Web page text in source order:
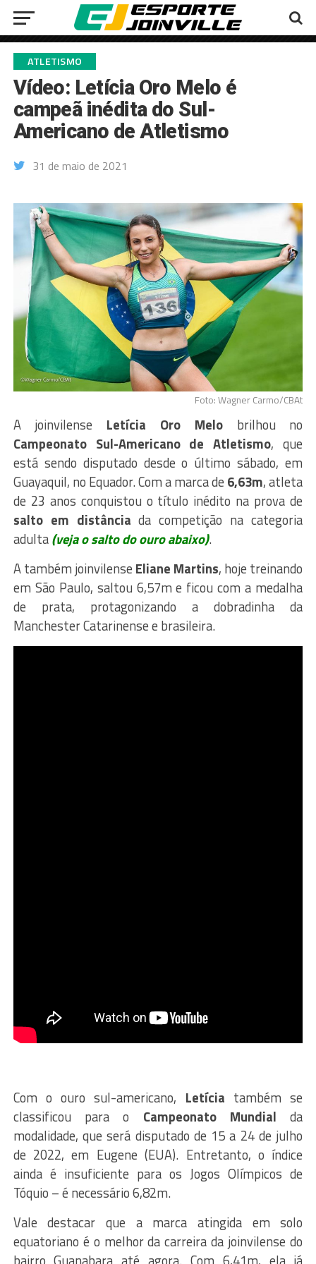
ATLETISMO
Vídeo: Letícia Oro Melo é
campeã inédita do Sul-
Americano de Atletismo
31 de maio de 2021
Foto: Wagner Carmo/CBAt
A joinvilense Letícia Oro Melo brilhou no
Campeonato Sul-Americano de Atletismo, que
está sendo disputado desde o último sábado, em
Guayaquil, no Equador. Com a marca de 6,63m, atleta
de 23 anos conquistou o título inédito na prova de
salto em distância da competição na categoria
adulta(veja o salto do ouro abaixo).
A também joinvilense Eliane Martins, hoje treinando
em São Paulo, saltou 6,57m e ficou com a medalha
de prata, protagonizando a dobradinha da
Manchester Catarinense e brasileira.
Com o ouro sul-americano, Letícia também se
classificou para o Campeonato Mundial da
modalidade, que será disputado de 15 a 24 de julho
de 2022, em Eugene (EUA). Entretanto, o índice
ainda é insuficiente para os Jogos Olímpicos de
Tóquio – é necessário 6,82m.
Vale destacar que a marca atingida em solo
equatoriano é o melhor da carreira da joinvilense do